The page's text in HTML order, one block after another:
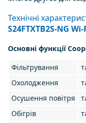
Технічні
S24FTXTB2S-NG Wi-
Основні функції
Фільтрування
Охолодження
Осушення повітря
Обігрів